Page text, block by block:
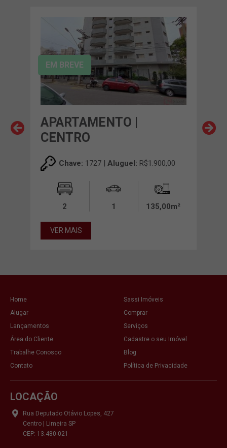
EM BREVE
APARTAMENTO |
CENTRO
Chave: 1727 | Aluguel: R$1.900,00
2 1 135,00m²
VER MAIS
Home
Sassi Imóveis
Alugar
Comprar
Lançamentos
Serviços
Área do Cliente
Cadastre o seu Imóvel
Trabalhe Conosco
Blog
Contato
Política de Privacidade
LOCAÇÃO
Rua Deputado Otávio Lopes, 427
Centro | Limeira SP
CEP: 13.480-021